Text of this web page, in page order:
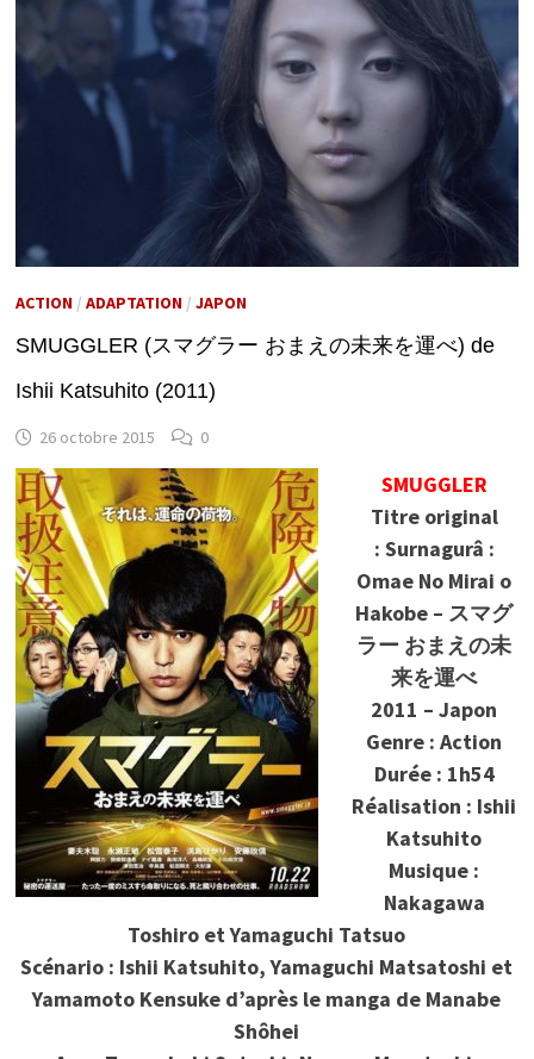
ACTION/ ADAPTATION/ JAPON
SMUGGLER (スマグラー おまえの未来を運べ) de
Ishii Katsuhito (2011)
26 octobre 2015 0
SMUGGLER
Titre original
: Surnagurâ :
Omae No Mirai o
Hakobe – スマグ
ラー おまえの未
来を運べ
2011 – Japon
Genre : Action
Durée : 1h54
Réalisation : Ishii
Katsuhito
Musique :
Nakagawa
Toshiro et Yamaguchi Tatsuo
Scénario : Ishii Katsuhito, Yamaguchi Matsatoshi et
Yamamoto Kensuke d’après le manga de Manabe
Shôhei